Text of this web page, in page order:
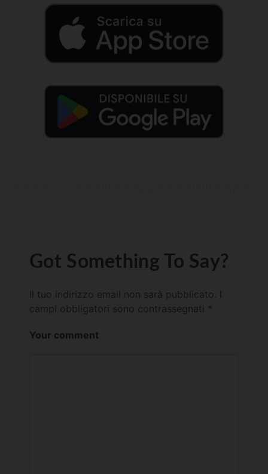
Got Something To Say?
Il tuo indirizzo email non sarà pubblicato.
campi obbligatori sono contrassegnati *
Your comment